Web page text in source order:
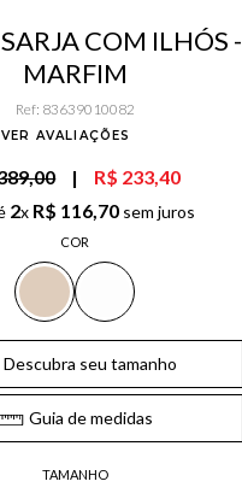
COM ILHÓS -
MARFIM
Ref: 83639010082
VER AVALIAÇÕES
| R$ 233,40
2x R$ 116,70 sem juros
COR
TAMANHO
Descubra seu tamanho
Guia de medidas